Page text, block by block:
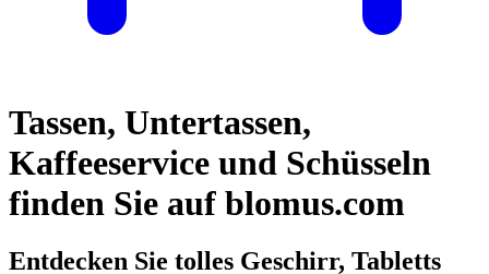
Tassen, Untertassen,
Kaffeeservice und Schüsseln
finden Sie auf blomus.com
Entdecken Sie tolles Geschirr, Tabletts